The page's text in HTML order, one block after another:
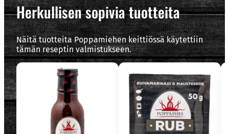
Herkullisen sopivia tuotteita
Näitä tuotteita Poppamiehen keittiössä käytettiin
tämän reseptin valmistukseen.